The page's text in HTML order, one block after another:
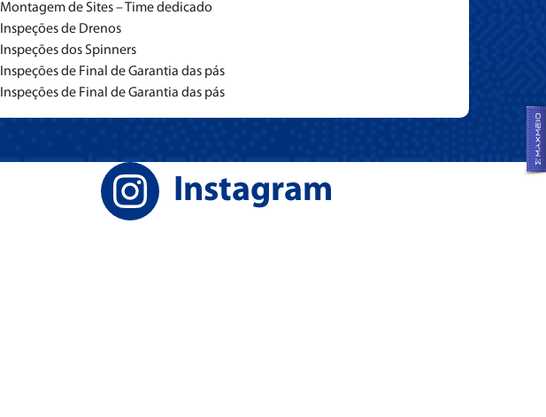
Montagem de Sites – Time dedicado
Inspeções de Drenos
Inspeções dos Spinners
Inspeções de Final de Garantia das pás
Inspeções de Final de Garantia das pás
Instagram